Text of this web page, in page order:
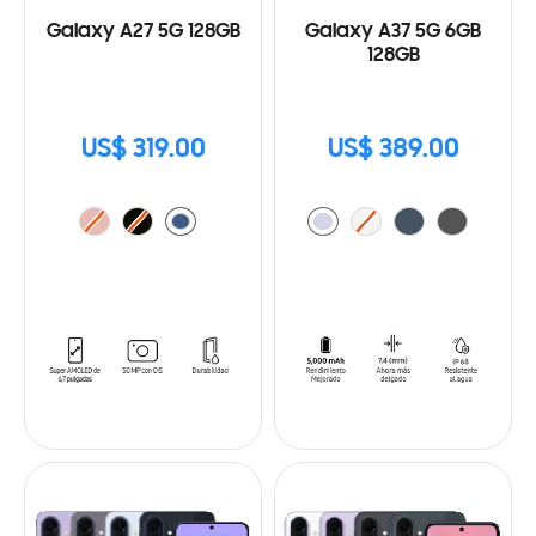
Galaxy A27 5G 128GB
US$ 319.00
Galaxy A37 5G 6GB
128GB
US$ 389.00